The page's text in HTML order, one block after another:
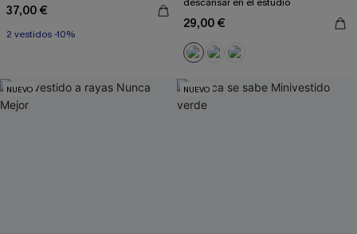
37,00 €
2 vestidos -10%
29,00 €
NUEVO NUEVO